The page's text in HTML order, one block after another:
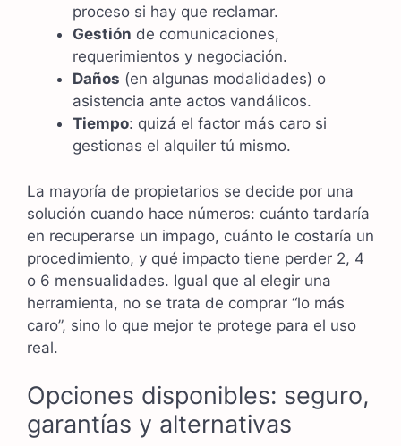
proceso si hay que reclamar.
Gestión de comunicaciones,
requerimientos y negociación.
Daños (en algunas modalidades) o
asistencia ante actos vandálicos.
Tiempo: quizá el factor más caro si
gestionas el alquiler tú mismo.
La mayoría de propietarios se decide por una
solución cuando hace números: cuánto tardaría
en recuperarse un impago, cuánto le costaría un
procedimiento, y qué impacto tiene perder 2, 4
o 6 mensualidades. Igual que al elegir una
herramienta, no se trata de comprar “lo más
caro”, sino lo que mejor te protege para el uso
real.
Opciones disponibles: seguro,
garantías y alternativas